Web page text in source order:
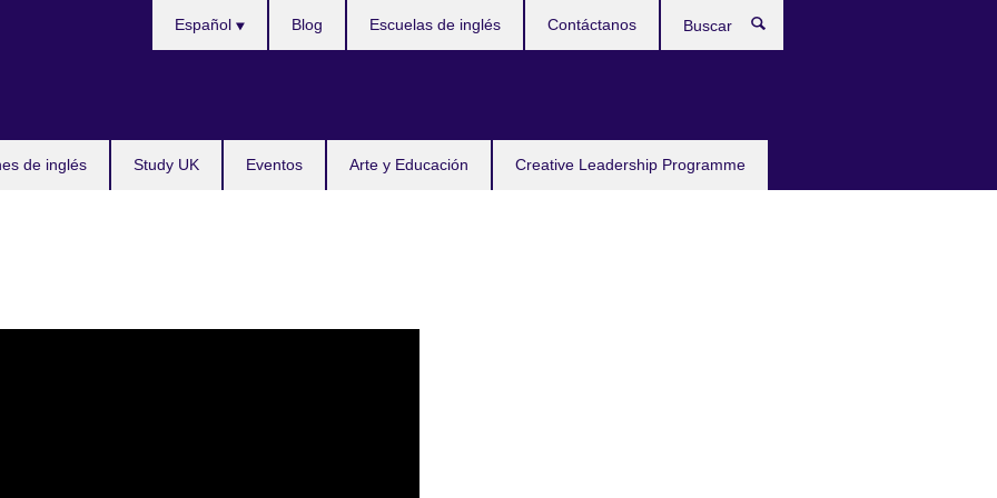
de inglés Study UK Eventos Arte y Educación Creative Leadership Programme
Español Blog Escuelas de inglés Contáctanos